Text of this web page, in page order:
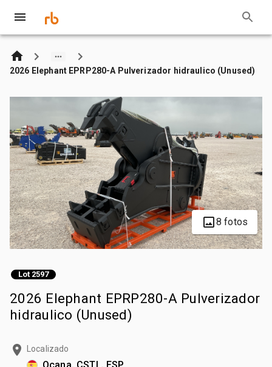
2026 Elephant EPRP280-A Pulverizador hidraulico (Unused)
8 fotos
Lot 2597
2026 Elephant EPRP280-A Pulverizador
hidraulico (Unused)
Localizado